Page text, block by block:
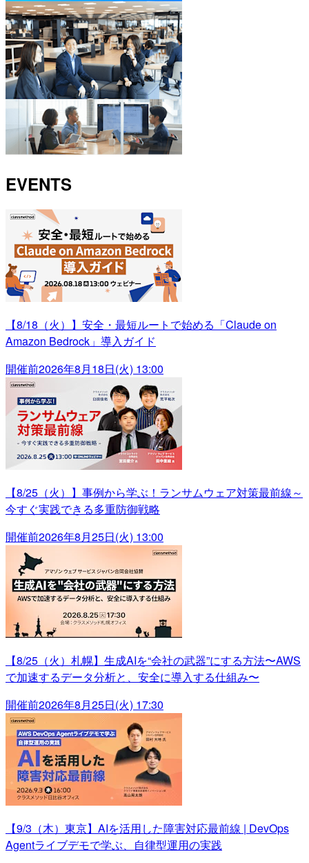
EVENTS
【8/18（火）】安全・最短ルートで始める「Claude on
Amazon Bedrock」導入ガイド
開催前2026年8月18日(火) 13:00
【8/25（火）】事例から学ぶ！ランサムウェア対策最前線～
今すぐ実践できる多重防御戦略
開催前2026年8月25日(火) 13:00
【8/25（火）札幌】生成AIを“会社の武器”にする方法〜AWS
で加速するデータ分析と、安全に導入する仕組み〜
開催前2026年8月25日(火) 17:30
【9/3（木）東京】AIを活用した障害対応最前線 | DevOps
Agentライブデモで学ぶ、自律型運用の実践